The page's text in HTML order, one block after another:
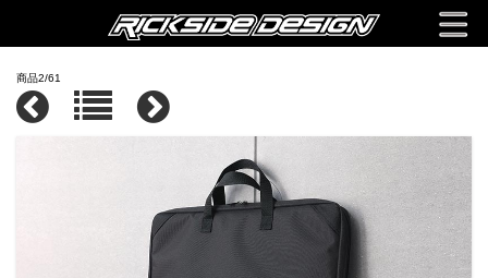
商品2/61